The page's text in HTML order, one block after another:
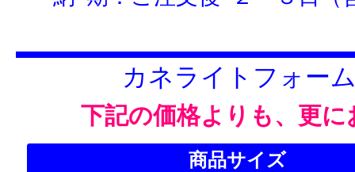
カネライトフォー
下記の価格よりも、更に
商品サイズ